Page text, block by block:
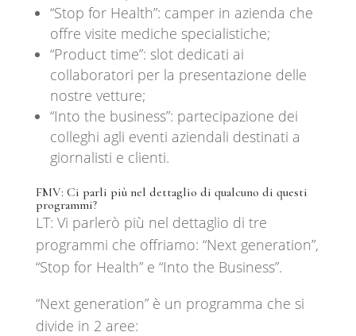
“Stop for Health”: camper in azienda che
offre visite mediche specialistiche;
“Product time”: slot dedicati ai
collaboratori per la presentazione delle
nostre vetture;
“Into the business”: partecipazione dei
colleghi agli eventi aziendali destinati a
giornalisti e clienti.
FMV: Ci parli più nel dettaglio di qualcuno di questi
programmi?
LT: Vi parlerò più nel dettaglio di tre
programmi che offriamo: “Next generation”,
“Stop for Health” e “Into the Business”.
“Next generation” è un programma che si
divide in 2 aree: